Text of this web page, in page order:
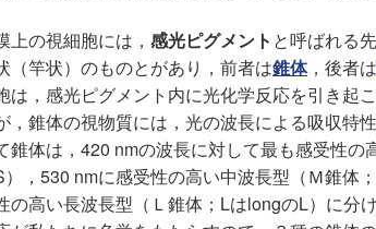
上の視細胞には， 感光ピグメント と呼ばれる
（竿状）のものとがあり，前者は錐体，後者は
は，感光ピグメント内に光化学反応を引き起
，錐体の視物質には，光の波長による吸収特
錐体は，420 nmの波長に対して最も感受性
），530 nmに感受性の高い中波長型（Ｍ錐体
の高い長波長型（Ｌ錐体；LはlongのL）に分